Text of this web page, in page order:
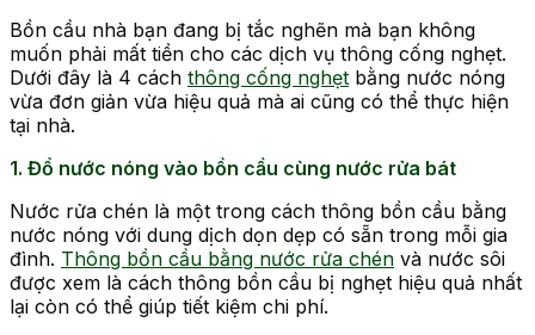
Bồn cầu nhà bạn đang bị tắc nghẽn mà bạn không
muốn phải mất tiền cho các dịch vụ thông cống nghẹt.
Dưới đây là 4 cách thông cống nghẹt bằng nước nóng
vừa đơn giản vừa hiệu quả mà ai cũng có thể thực hiện
tại nhà.
1. Đổ nước nóng vào bồn cầu cùng nước rửa bát
Nước rửa chén là một trong cách thông bồn cầu bằng
nước nóng với dung dịch dọn dẹp có sẵn trong mỗi gia
đình. Thông bồn cầu bằng nước rửa chén và nước sôi
được xem là cách thông bồn cầu bị nghẹt hiệu quả nhất
lại còn có thể giúp tiết kiệm chi phí.